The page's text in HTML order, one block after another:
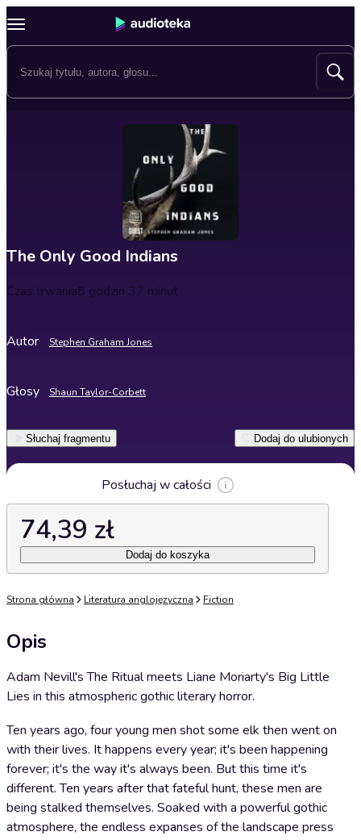
The Only Good Indians
Czas trwania8 godzin 37 minut
Autor Stephen Graham Jones
Głosy Shaun Taylor-Corbett
Słuchaj fragmentu Dodaj do ulubionych
Posłuchaj w całości
74,39 zł
Dodaj do koszyka
Strona główna Literatura anglojęzyczna Fiction
Opis
Adam Nevill's The Ritual meets Liane Moriarty's Big Little
Lies in this atmospheric gothic literary horror.
Ten years ago, four young men shot some elk then went on
with their lives. It happens every year; it's been happening
forever; it's the way it's always been. But this time it's
different. Ten years after that fateful hunt, these men are
being stalked themselves. Soaked with a powerful gothic
atmosphere, the endless expanses of the landscape press